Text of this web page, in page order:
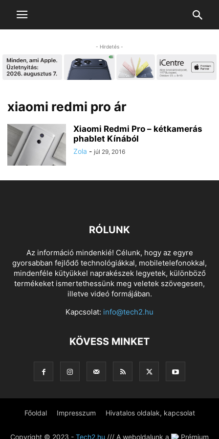
- Hirdetés -
xiaomi redmi pro ár
Xiaomi Redmi Pro – kétkamerás
phablet Kínából
Zola - júl 29, 2016
RÓLUNK
Az információ mindenkié! Célunk, hogy az egyre
gyorsabban fejlődő technológiákkal, mobiletelefonokkal,
mindenféle kütyükkel naprakészek legyetek, különböző
termékeket ismertethessünk meg veletek szövegesen,
illetve videó formájában.
Kapcsolat: info@tech2.hu
KÖVESS MINKET
Főoldal Impresszum Hivatalos oldalak, kapcsolat
Copyright © 2023 - Tech2.hu /// A weboldalunk a Prémium